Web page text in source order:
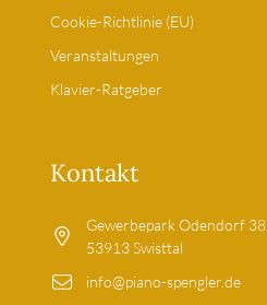
Cookie-Richtlinie (EU)
Veranstaltungen
Klavier-Ratgeber
Kontakt
Gewerbepark Odendorf 38,
53913 Swisttal
info@piano-spengler.de